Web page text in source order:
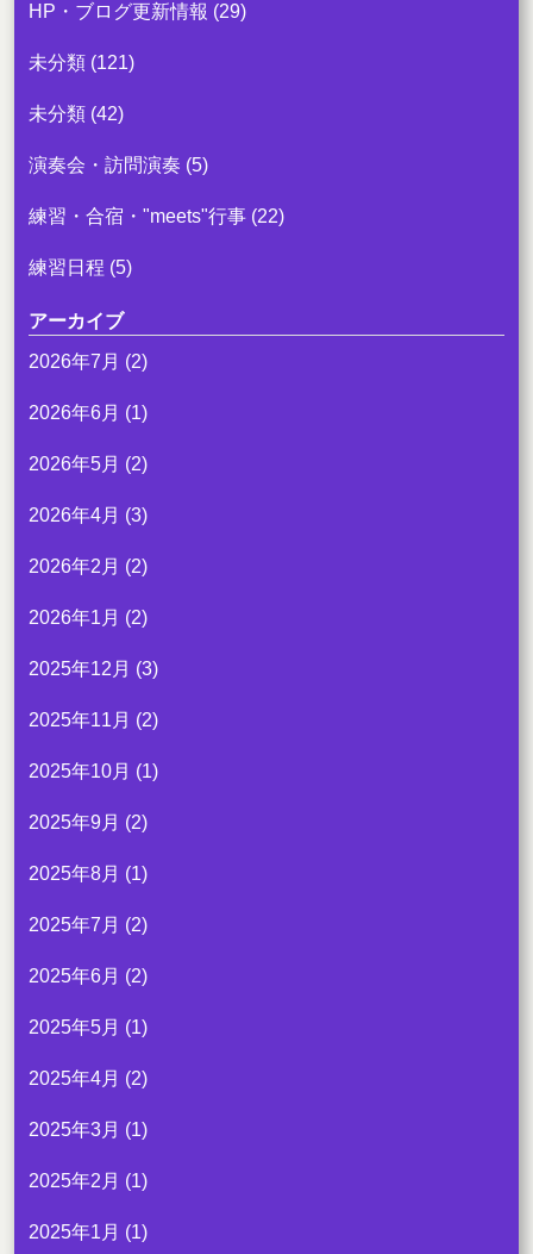
HP・ブログ更新情報 (29)
未分類 (121)
未分類 (42)
演奏会・訪問演奏 (5)
練習・合宿・"meets"行事 (22)
練習日程 (5)
アーカイブ
2026年7月 (2)
2026年6月 (1)
2026年5月 (2)
2026年4月 (3)
2026年2月 (2)
2026年1月 (2)
2025年12月 (3)
2025年11月 (2)
2025年10月 (1)
2025年9月 (2)
2025年8月 (1)
2025年7月 (2)
2025年6月 (2)
2025年5月 (1)
2025年4月 (2)
2025年3月 (1)
2025年2月 (1)
2025年1月 (1)